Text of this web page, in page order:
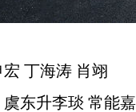
丁海涛 肖翊
东升李琰 常能嘉